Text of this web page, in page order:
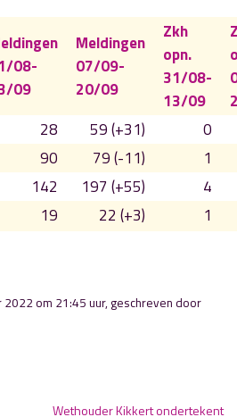
08-
09
Meldingen
07/09-
20/09
Zkh
opn.
31/08-
13/09
28 59 (+31)
0
90 79 (-11)
1
142 197 (+55)
4
19 22 (+3)
1
om 21:45 uur, geschreven door
Wethouder Kikkert ondertekent